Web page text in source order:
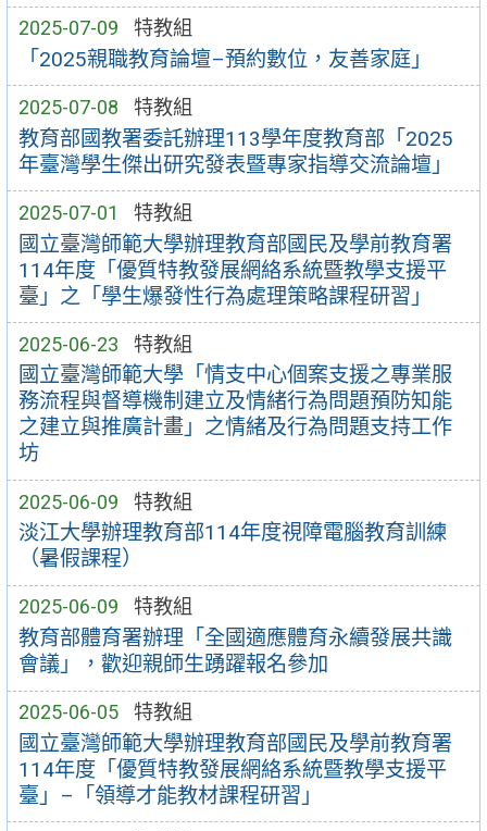
2025-07-09 特教組
「2025親職教育論壇–預約數位，友善家庭」
2025-07-08 特教組
教育部國教署委託辦理113學年度教育部「2025
年臺灣學生傑出研究發表暨專家指導交流論壇」
2025-07-01 特教組
國立臺灣師範大學辦理教育部國民及學前教育署
114年度「優質特教發展網絡系統暨教學支援平
臺」之「學生爆發性行為處理策略課程研習」
2025-06-23 特教組
國立臺灣師範大學「情支中心個案支援之專業服
務流程與督導機制建立及情緒行為問題預防知能
之建立與推廣計畫」之情緒及行為問題支持工作
坊
2025-06-09 特教組
淡江大學辦理教育部114年度視障電腦教育訓練
（暑假課程）
2025-06-09 特教組
教育部體育署辦理「全國適應體育永續發展共識
會議」，歡迎親師生踴躍報名參加
2025-06-05 特教組
國立臺灣師範大學辦理教育部國民及學前教育署
114年度「優質特教發展網絡系統暨教學支援平
臺」–「領導才能教材課程研習」